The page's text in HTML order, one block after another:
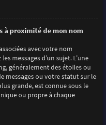
à proximité de mon nom
avec votre nom
messages d’un sujet. L’une
généralement des étoiles ou
messages ou votre statut sur le
grande, est connue sous le
ou propre à chaque